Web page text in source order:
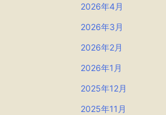
2026年4月
2026年3月
2026年2月
2026年1月
2025年12月
2025年11月